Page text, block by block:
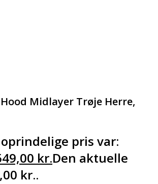
Midlayer Trøje Herre,
pris var:
kr.Den aktuelle
kr..